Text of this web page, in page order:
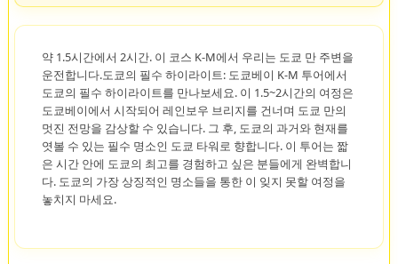
약 1.5시간에서 2시간. 이 코스 K-M에서 우리는 도쿄 만 주변을
운전합니다.도쿄의 필수 하이라이트: 도쿄베이 K-M 투어에서
도쿄의 필수 하이라이트를 만나보세요. 이 1.5~2시간의 여정은
도쿄베이에서 시작되어 레인보우 브리지를 건너며 도쿄 만의
멋진 전망을 감상할 수 있습니다. 그 후, 도쿄의 과거와 현재를
엿볼 수 있는 필수 명소인 도쿄 타워로 향합니다. 이 투어는 짧
은 시간 안에 도쿄의 최고를 경험하고 싶은 분들에게 완벽합니
다. 도쿄의 가장 상징적인 명소들을 통한 이 잊지 못할 여정을
놓치지 마세요.